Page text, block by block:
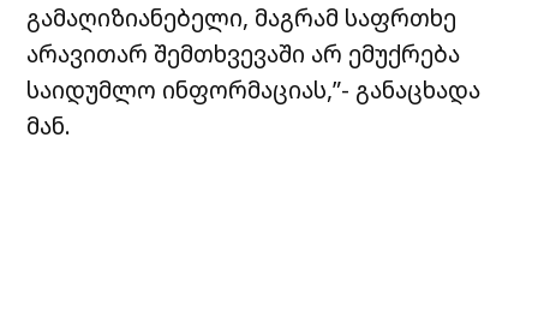
გამაღიზიანებელი, მაგრამ საფრთხე
არავითარ შემთხვევაში არ ემუქრება
საიდუმლო ინფორმაციას,”- განაცხადა
მან.